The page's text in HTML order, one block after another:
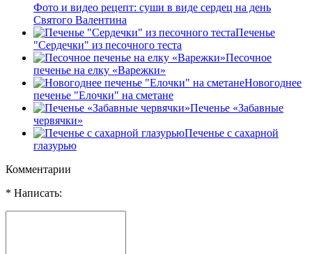
Фото и видео рецепт: суши в виде сердец на день
Святого Валентина
Печенье
"Сердечки" из песочного теста
Песочное
печенье на елку «Варежки»
Новогоднее
печенье "Елочки" на сметане
Печенье «Забавные
червячки»
Печенье с сахарной
глазурью
Комментарии
* Написать: